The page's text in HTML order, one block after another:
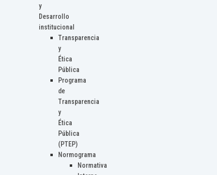
y
Desarrollo
institucional
Transparencia
y
Ética
Pública
Programa
de
Transparencia
y
Ética
Pública
(PTEP)
Normograma
Normativa